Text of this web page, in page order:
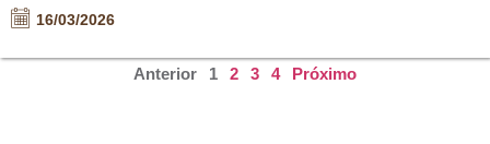
16/03/2026
Anterior 1 2 3 4 Próximo